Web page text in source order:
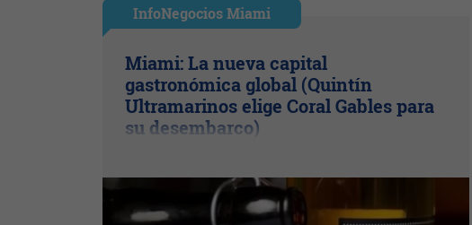
InfoNegocios Miami
Miami: La nueva capital
gastronómica global (Quintín
Ultramarinos elige Coral Gables para
su desembarco)